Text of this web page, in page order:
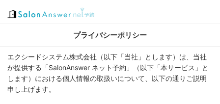
プライバシーポリシー
エクシードシステム株式会社（以下「当社」とします）は、当社
が提供する「SalonAnswer ネット予約」（以下「本サービス」と
します）における個人情報の取扱いについて、以下の通りご説明
申し上げます。